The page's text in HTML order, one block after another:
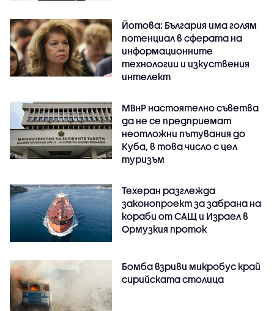
Йотова: България има голям
потенциал в сферата на
информационните
технологии и изкуствения
интелект
МВнР настоятелно съветва
да не се предприемат
неотложни пътувания до
Куба, в това число с цел
туризъм
Техеран разглежда
законопроект за забрана на
кораби от САЩ и Израел в
Ормузкия проток
Бомба взриви микробус край
сирийската столица